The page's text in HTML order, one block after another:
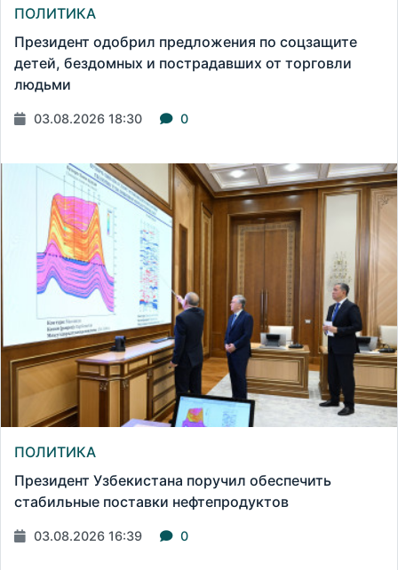
ПОЛИТИКА
Президент одобрил предложения по соцзащите
детей, бездомных и пострадавших от торговли
людьми
03.08.2026 18:30 0
ПОЛИТИКА
Президент Узбекистана поручил обеспечить
стабильные поставки нефтепродуктов
03.08.2026 16:39 0